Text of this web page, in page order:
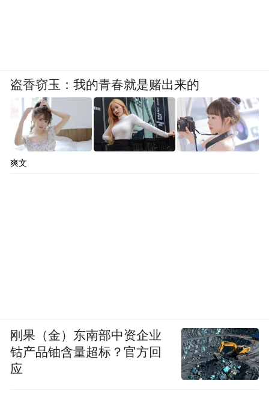
盗香窃玉：我的青春就是赌出来的
爽文
刚果（金）东南部中资企业
钴产品铀含量超标？官方回
应